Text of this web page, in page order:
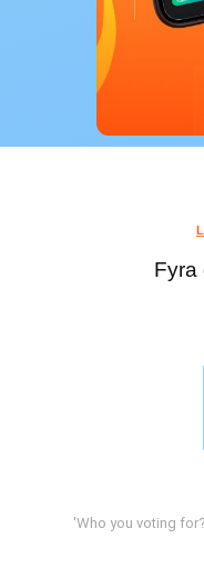
Fyra
'Who you voting